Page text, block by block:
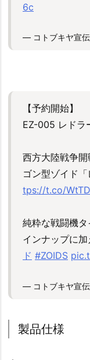
6c
— コトブキヤ宣
【予約開始】
EZ-005 レドラ
西方大陸戦争
ゴン型ゾイド
tps://t.co/
純粋な戦闘機
インナップに加
ド #ZOIDS
— コトブキヤ宣
製品仕様